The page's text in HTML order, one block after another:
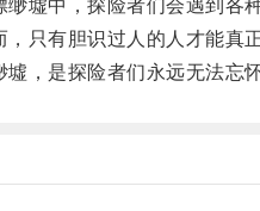
中，探险者们会遇到各种
有胆识过人的人才能真正
是探险者们永远无法忘怀